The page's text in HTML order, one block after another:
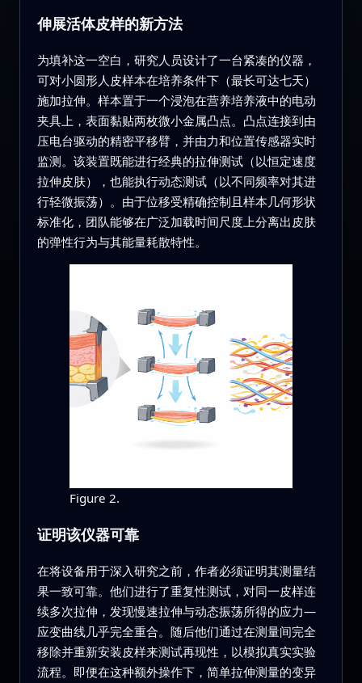
伸展活体皮样的新方法
为填补这一空白，研究人员设计了一台紧凑的仪器，
可对小圆形人皮样本在培养条件下（最长可达七天）
施加拉伸。样本置于一个浸泡在营养培养液中的电动
夹具上，表面黏贴两枚微小金属凸点。凸点连接到由
压电台驱动的精密平移臂，并由力和位置传感器实时
监测。该装置既能进行经典的拉伸测试（以恒定速度
拉伸皮肤），也能执行动态测试（以不同频率对其进
行轻微振荡）。由于位移受精确控制且样本几何形状
标准化，团队能够在广泛加载时间尺度上分离出皮肤
的弹性行为与其能量耗散特性。
Figure 2.
证明该仪器可靠
在将设备用于深入研究之前，作者必须证明其测量结
果一致可靠。他们进行了重复性测试，对同一皮样连
续多次拉伸，发现慢速拉伸与动态振荡所得的应力—
应变曲线几乎完全重合。随后他们通过在测量间完全
移除并重新安装皮样来测试再现性，以模拟真实实验
流程。即便在这种额外操作下，简单拉伸测量的变异